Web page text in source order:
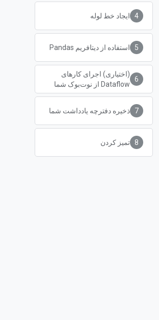
ایجاد خط لوله
استفاده از دیتافریم Pandas
(اختیاری) اجرای کارهای
Dataflow از نوت‌بوک شما
ذخیره دفترچه یادداشت شما
تمیز کردن